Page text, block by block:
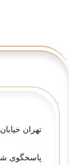
تهران
پاسخگوی شما